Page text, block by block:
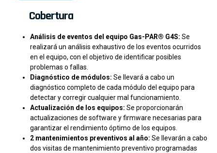
Cobertura
Análisis de eventos del equipo Gas-PAR® G4S: Se
realizará un análisis exhaustivo de los eventos ocurridos
en el equipo, con el objetivo de identificar posibles
problemas o fallas.
Diagnóstico de módulos: Se llevará a cabo un
diagnóstico completo de cada módulo del equipo para
detectar y corregir cualquier mal funcionamiento.
Actualización de los equipos: Se proporcionarán
actualizaciones de software y firmware necesarias para
garantizar el rendimiento óptimo de los equipos.
2 mantenimientos preventivos al año: Se llevarán a cabo
dos visitas de mantenimiento preventivo programadas